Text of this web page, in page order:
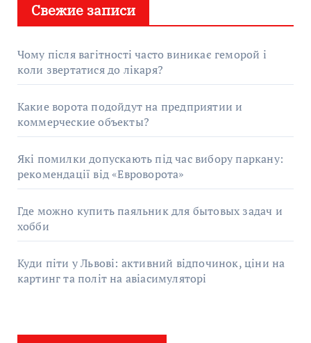
Свежие записи
Чому після вагітності часто виникає геморой і
коли звертатися до лікаря?
Какие ворота подойдут на предприятии и
коммерческие объекты?
Які помилки допускають під час вибору паркану:
рекомендації від «Евроворота»
Где можно купить паяльник для бытовых задач и
хобби
Куди піти у Львові: активний відпочинок, ціни на
картинг та політ на авіасимуляторі